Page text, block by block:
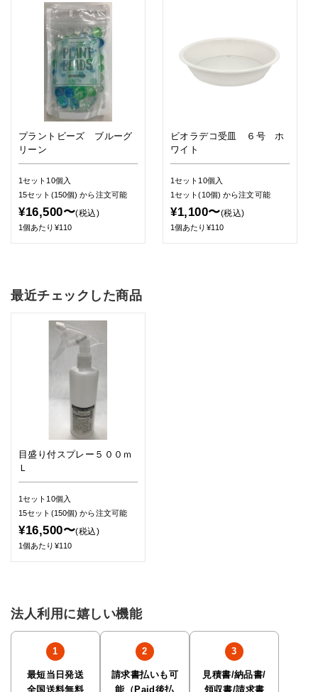
プラントビーズ ブルーグ
リーン
1セット10個入
15セット(150個)から注文可能
¥16,500〜(税込)
1個あたり¥110
ビオラデコ受皿 ６号 ホ
ワイト
1セット10個入
1セット(10個)から注文可能
¥1,100〜(税込)
1個あたり¥110
最近チェックした商品
目盛り付スプレー５００ｍ
Ｌ
1セット10個入
15セット(150個)から注文可能
¥16,500〜(税込)
1個あたり¥110
法人利用に嬉しい機能
最短当日発送
全国送料無料
請求書払いも可
能（Paid後払
見積書/納品書/
領収書/請求書